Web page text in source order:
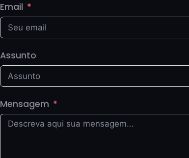
Email
Assunto
Mensagem